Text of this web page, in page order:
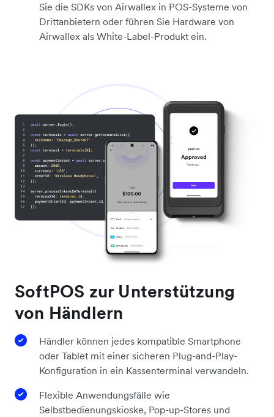
Sie die SDKs von Airwallex in POS-Systeme von
Drittanbietern oder führen Sie Hardware von
Airwallex als White-Label-Produkt ein.
SoftPOS zur Unterstützung
von Händlern
Händler können jedes kompatible Smartphone
oder Tablet mit einer sicheren Plug-and-Play-
Konfiguration in ein Kassenterminal verwandeln.
Flexible Anwendungsfälle wie
Selbstbedienungskioske, Pop-up-Stores und